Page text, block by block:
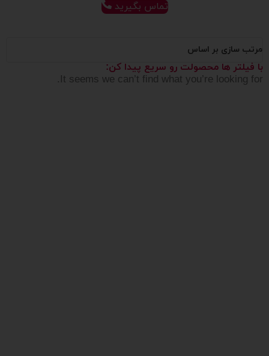
تماس بگیرید
مرتب سازی بر اساس
با فیلتر ها محصولت رو سریع پیدا کن:
It seems we can’t find what you’re looking for.